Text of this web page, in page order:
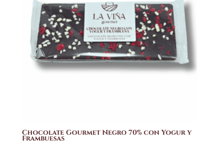
Chocolate Gourmet Negro 70% con Yogur y
Frambuesas